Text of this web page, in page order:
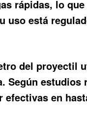
rápidas, lo
uso está
del
Según
en